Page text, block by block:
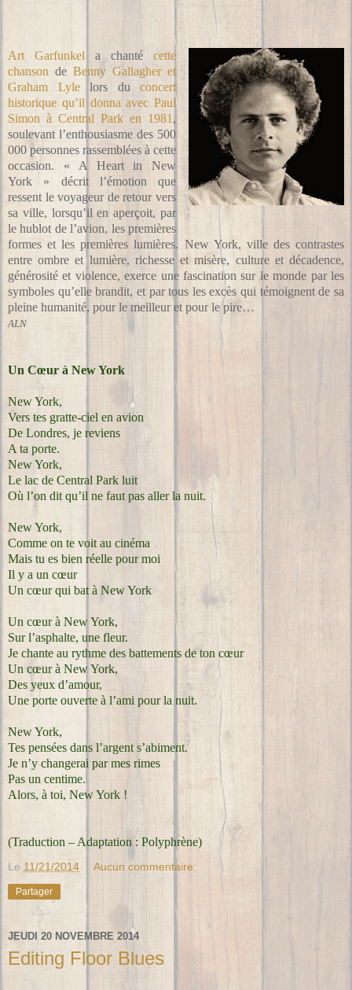
Art Garfunkel a chanté cette
chanson de Benny Gallagher et
Graham Lylelors du concert
historique qu’il donna avec Paul
Simon à Central Park en 1981 ,
soulevant l’enthousiasme des 500
000 personnes rassemblées à cette
occasion. « A Heart in New
York » décrit l’émotion que
ressent le voyageur de retour vers
sa ville, lorsqu’il en aperçoit, par
le hublot de l’avion, les premières
formes et les premières lumières. New York, ville des contrastes
entre ombre et lumière, richesse et misère, culture et décadence,
générosité et violence, exerce une fascination sur le monde par les
symboles qu’elle brandit, et par tous les excès qui témoignent de sa
pleine humanité, pour le meilleur et pour le pire…
ALN
Un Cœur à New York
New York,
Vers tes gratte-ciel en avion
De Londres, je reviens
A ta porte.
New York,
Le lac de Central Park luit
Où l’on dit qu’il ne faut pas aller la nuit.
New York,
Comme on te voit au cinéma
Mais tu es bien réelle pour moi
Il y a un cœur
Un cœur qui bat à New York
Un cœur à New York,
Sur l’asphalte, une fleur.
Je chante au rythme des battements de ton cœur
Un cœur à New York,
Des yeux d’amour,
Une porte ouverte à l’ami pour la nuit.
New York,
Tes pensées dans l’argent s’abiment.
Je n’y changerai par mes rimes
Pas un centime.
Alors, à toi, New York !
(Traduction – Adaptation : Polyphrène)
Le 11/21/2014 Aucun commentaire:
Partager
JEUDI 20 NOVEMBRE 2014
Editing Floor Blues